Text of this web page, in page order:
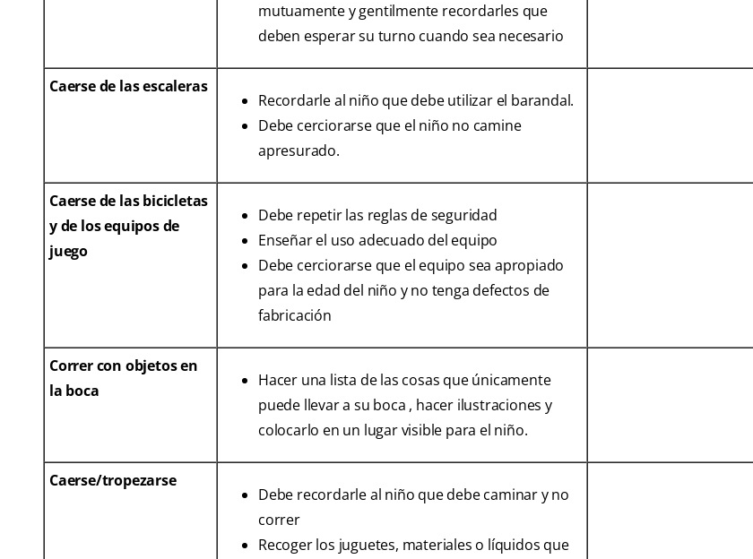
mutuamente y gentilmente recordarles que
deben esperar su turno cuando sea necesario
Caerse de las escaleras
Recordarle al niño que debe utilizar el barandal.
Debe cerciorarse que el niño no camine
apresurado.
Caerse de las bicicletas
y de los equipos de
juego
Debe repetir las reglas de seguridad
Enseñar el uso adecuado del equipo
Debe cerciorarse que el equipo sea apropiado
para la edad del niño y no tenga defectos de
fabricación
Correr con objetos en
la boca
Hacer una lista de las cosas que únicamente
puede llevar a su boca , hacer ilustraciones y
colocarlo en un lugar visible para el niño.
Caerse/tropezarse
Debe recordarle al niño que debe caminar y no
correr
Recoger los juguetes, materiales o líquidos que